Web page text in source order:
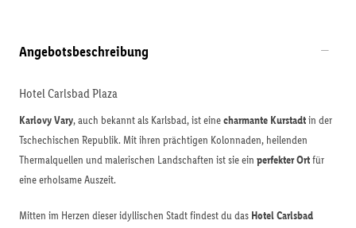
Angebotsbeschreibung
Hotel Carlsbad Plaza
Karlovy Vary, auch bekannt als Karlsbad, ist einecharmante Kurstadtin der
Tschechischen Republik. Mit ihren prächtigen Kolonnaden, heilenden
Thermalquellen und malerischen Landschaften ist sie ein perfekter Ortfür
eine erholsame Auszeit.
Mitten im Herzen dieser idyllischen Stadt findest du das Hotel Carlsbad